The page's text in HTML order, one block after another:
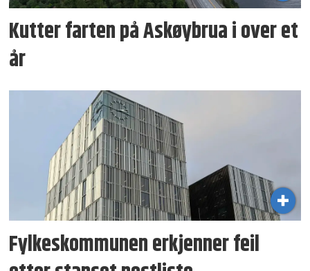
Kutter farten på Askøybrua i over et
år
Fylkeskommunen erkjenner feil